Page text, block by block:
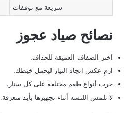
سريعة مع توقفات
نصائح صياد عجوز
اختر الضفاف العميقة للحداف.
ارمِ عكس اتجاه التيار ليحمل خيطك.
جرب أنواع طعم مختلفة على كل سنار.
لا تلمس اللنسه أثناء تجهيزها بأيد متعرقة.